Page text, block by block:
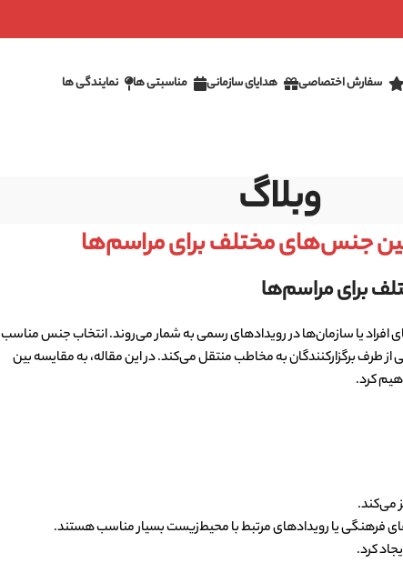
سفارش اختصاصی هدایای سازمانی مناسبتی ها نمایندگی ها
وبلاگ
جنس‌های مختلف برای مراسم‌ها
برای مراسم‌ها
یا سازمان‌ها در رویدادهای رسمی به شمار می‌روند. انتخاب جنس مناسب
طرف برگزارکنندگان به مخاطب منتقل می‌کند. در این مقاله، به مقایسه بین
کرد.
می‌کند.
یا رویدادهای مرتبط با محیط‌زیست بسیار مناسب هستند.
کرد.